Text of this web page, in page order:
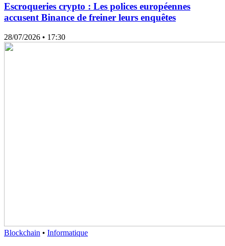
Escroqueries crypto : Les polices européennes
accusent Binance de freiner leurs enquêtes
28/07/2026 • 17:30
Blockchain • Informatique